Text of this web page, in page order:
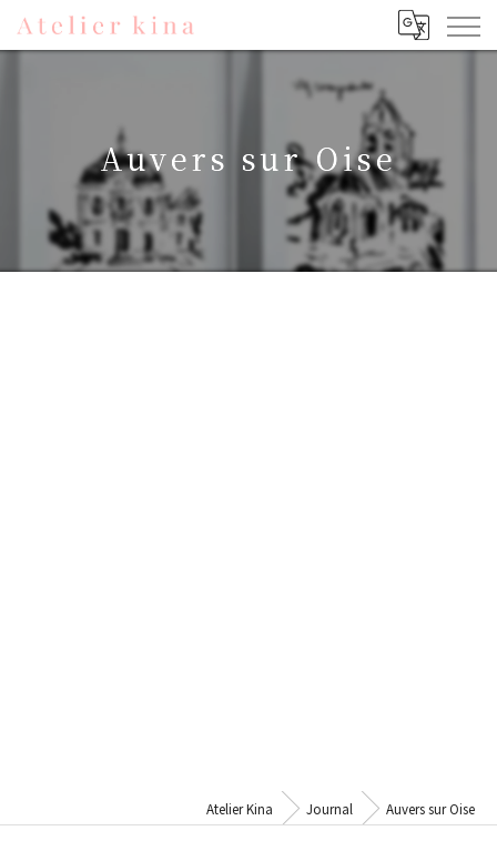
Auvers sur Oise
Atelier Kina Journal Auvers sur Oise